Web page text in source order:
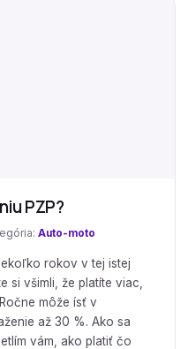
PZP?
Auto-moto
rokov v tej istej
si všimli, že platíte viac,
môže ísť v
až 30 %. Ako sa
vám, ako platiť čo